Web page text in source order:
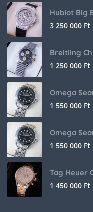
Hublot Big
3 250 000 Ft
Breitling
1 250 000 Ft
Omega
1 550 000 Ft
Omega
1 550 000 Ft
Tag Heuer
1 450 000 Ft